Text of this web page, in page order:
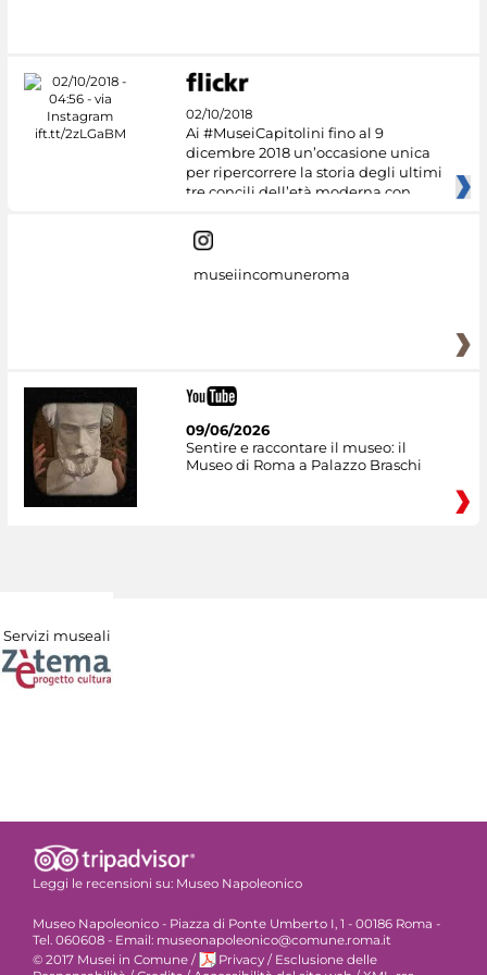
02/10/2018
Ai #MuseiCapitolini fino al 9
dicembre 2018 un’occasione unica
per ripercorrere la storia degli ultimi
tre concili dell’età moderna con
museiincomuneroma
09/06/2026
Sentire e raccontare il museo: il
Museo di Roma a Palazzo Braschi
Servizi museali
Leggi le recensioni su: Museo Napoleonico
Museo Napoleonico - Piazza di Ponte Umberto I, 1 - 00186 Roma -
Tel. 060608 - Email: museonapoleonico@comune.roma.it
© 2017 Musei in Comune / Privacy / Esclusione delle